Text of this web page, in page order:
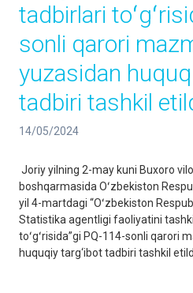
tadbirlari
sonli qarori
yuzasidan
tadbiri tashkil
14/05/2024
Joriy yilning 2-may kuni Buxoro
boshqarmasida Oʻzbekiston
yil 4-martdagi “Oʻzbekiston
Statistika agentligi faoliyatini
toʻgʻrisida”gi PQ-114-sonli qarori
huquqiy targ‘ibot tadbiri tashkil